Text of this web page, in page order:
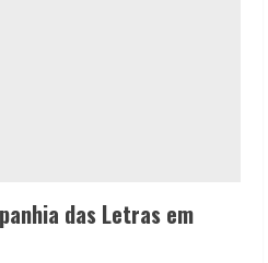
das Letras em